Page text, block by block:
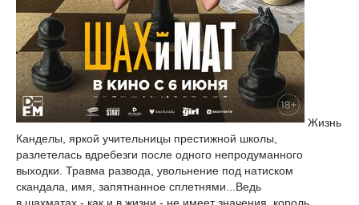
Жизнь
Канделы, яркой учительницы престижной школы,
разлетелась вдребезги после одного непродуманного
выходки. Травма развода, увольнение под натиском
скандала, имя, запятнанное сплетнями...Ведь